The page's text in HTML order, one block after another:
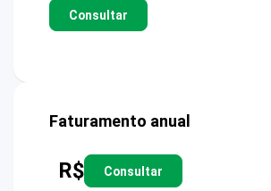
Consultar
Faturamento anual
R$ Consultar